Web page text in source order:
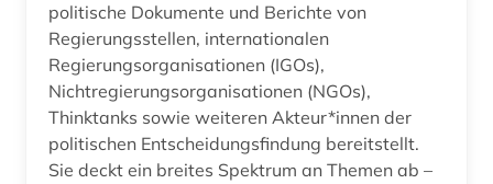
politische Dokumente und Berichte von
Regierungsstellen, internationalen
Regierungsorganisationen (IGOs),
Nichtregierungsorganisationen (NGOs),
Thinktanks sowie weiteren Akteur*innen der
politischen Entscheidungsfindung bereitstellt.
Sie deckt ein breites Spektrum an Themen ab –